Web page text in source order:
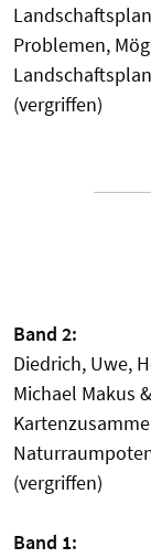
Problemen,
(vergriffen)
Band 2:
Diedrich, Uwe,
Michael Makus
(vergriffen)
Band 1: